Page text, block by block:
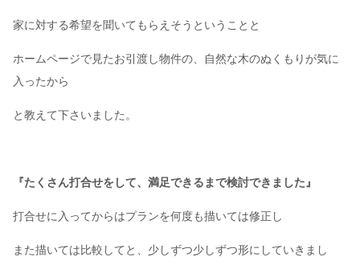
家に対する希望を聞いてもらえそうということと
ホームページで見たお引渡し物件の、自然な木のぬくもりが気に
入ったから
と教えて下さいました。
『たくさん打合せをして、満足できるまで検討できました』
打合せに入ってからはプランを何度も描いては修正し
また描いては比較してと、少しずつ少しずつ形にしていきまし